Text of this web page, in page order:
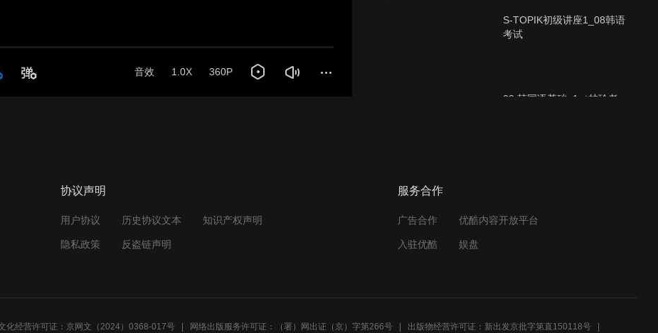
音效 1.0X 360P
S-TOPIK初级讲座1_08韩语
考试
02.韩国语基础_1（林玲老
协议声明
用户协议 历史协议文本 知识产权声明
隐私政策 反盗链声明
服务合作
广告合作 优酷内容开放平台
入驻优酷 娱盘
化经营许可证：京网文（2024）0368-017号 网络出版服务许可证：（署）网出证（京）字第266号 出版物经营许可证：新出发京批字第直150118号